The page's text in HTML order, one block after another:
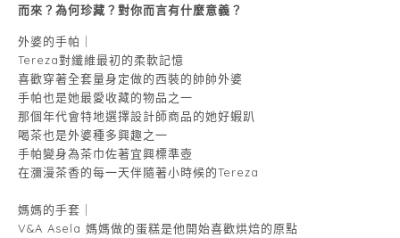
而來？為何珍藏？對你而言有什麼意義？
外婆的手帕｜
Tereza對纖維最初的柔軟記憶
喜歡穿著全套量身定做的西裝的帥帥外婆
手帕也是她最愛收藏的物品之一
那個年代會特地選擇設計師商品的她好蝦趴
喝茶也是外婆種多興趣之一
手帕變身為茶巾佐著宜興標準壺
在瀰漫茶香的每一天伴隨著小時候的Tereza
媽媽的手套｜
V&A Asela 媽媽做的蛋糕是他開始喜歡烘焙的原點